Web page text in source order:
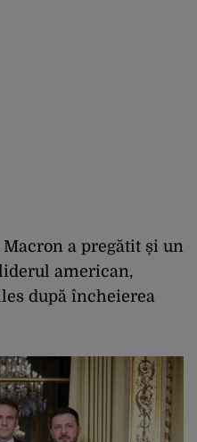
a pregătit și un
american,
după încheierea